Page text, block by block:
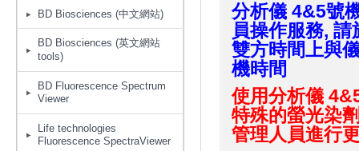
BD Biosciences (中文網站)
BD Biosciences (英文網站
tools)
BD Fluorescence Spectrum
Viewer
Life technologies
Fluorescence SpectraViewer
分析儀 4&5號
員操作服務,
雙方時間上與
機時間
使用分析儀
特殊的螢光染
管理人員進行